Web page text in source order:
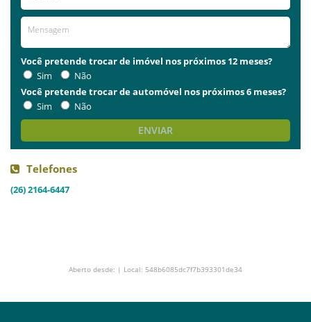
Você pretende trocar de imóvel nos próximos 12 meses?
Sim
Não
Você pretende trocar de automóvel nos próximos 6 meses?
Sim
Não
ENVIAR
Telefones
(26) 2164-6447
Aberto desde: | Local: 548b6085dc7f7b393301de34